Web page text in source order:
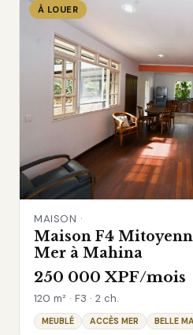
À LOUER
MAISON ·
Maison F4
Mer à Mahina
250 000 XPF/mois
120 m² · F3 · 2 ch.
MEUBLÉ ACCÈS MER BELLE